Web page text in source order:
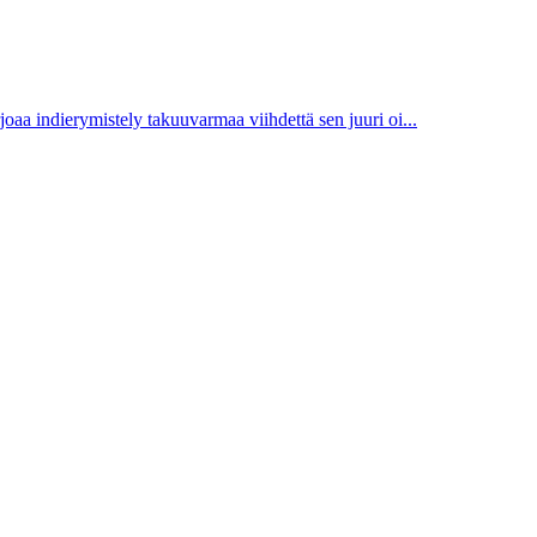
indierymistely takuuvarmaa viihdettä sen juuri oi...